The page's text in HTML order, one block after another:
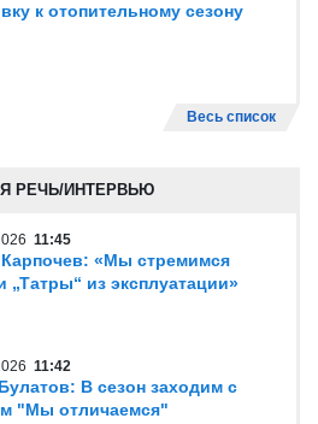
к отопительному сезону
Весь список
РЕЧЬ/ИНТЕРВЬЮ
11:45
«Мы стремимся
„Татры“ из эксплуатации»
11:42
В сезон заходим с
"Мы отличаемся"